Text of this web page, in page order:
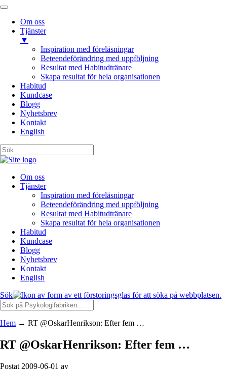
Om oss
Tjänster
▼
Inspiration med föreläsningar
Beteendeförändring med uppföljning
Resultat med Habitudtränare
Skapa resultat för hela organisationen
Habitud
Kundcase
Blogg
Nyhetsbrev
Kontakt
English
Om oss
Tjänster
Inspiration med föreläsningar
Beteendeförändring med uppföljning
Resultat med Habitudtränare
Skapa resultat för hela organisationen
Habitud
Kundcase
Blogg
Nyhetsbrev
Kontakt
English
Sök
Hem → RT @OskarHenrikson: Efter fem …
RT @OskarHenrikson: Efter fem …
Postat 2009-06-01 av